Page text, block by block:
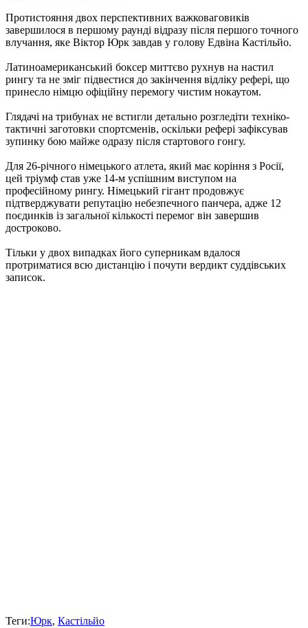
Протистояння двох перспективних важковаговиків
завершилося в першому раунді відразу після першого точного
влучання, яке Віктор Юрк завдав у голову Едвіна Кастільйо.
Латиноамериканський боксер миттєво рухнув на настил
рингу та не зміг підвестися до закінчення відліку рефері, що
принесло німцю офіційну перемогу чистим нокаутом.
Глядачі на трибунах не встигли детально розгледіти техніко-
тактичні заготовки спортсменів, оскільки рефері зафіксував
зупинку бою майже одразу після стартового гонгу.
Для 26-річного німецького атлета, який має коріння з Росії,
цей тріумф став уже 14-м успішним виступом на
професійному рингу. Німецький гігант продовжує
підтверджувати репутацію небезпечного панчера, адже 12
поєдинків із загальної кількості перемог він завершив
достроково.
Тільки у двох випадках його суперникам вдалося
протриматися всю дистанцію і почути вердикт суддівських
записок.
Теги:Юрк, Кастільйо